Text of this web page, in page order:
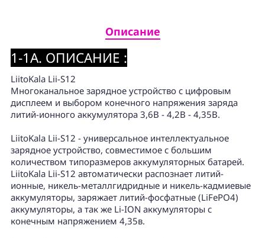
О
нас
Контакты
Описание
1-1A. ОПИСАНИЕ :
LiitoKala Lii-S12
Многоканальное зарядное устройство с цифровым
дисплеем и выбором конечного напряжения заряда
литий-ионного аккумулятора 3,6В - 4,2В - 4,35В.
LiitoKala Lii-S12 - универсальное интеллектуальное
зарядное устройство, совместимое с большим
количеством типоразмеров аккумуляторных батарей.
LiitoKala Lii-S12 автоматически распознает литий-
ионные, никель-металлгидридные и никель-кадмиевые
аккумуляторы, заряжает литий-фосфатные (LiFePO4)
аккумуляторы, а так же Li-ION аккумуляторы с
конечным напряжением 4,35в.